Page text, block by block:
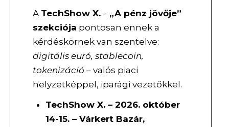
A TechShow X. – „A pénz jövője”
szekciója pontosan ennek a
kérdéskörnek van szentelve:
digitális euró, stablecoin,
tokenizáció – valós piaci
helyzetképpel, iparági vezetőkkel.
TechShow X. – 2026. október
14-15. – Várkert Bazár,